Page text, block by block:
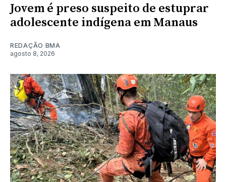
Jovem é preso suspeito de estuprar
adolescente indígena em Manaus
REDAÇÃO BMA
agosto 8, 2026